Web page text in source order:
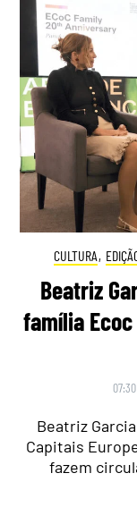
CULTURA,
Beatriz
família
Beatriz
Capitais
fazem